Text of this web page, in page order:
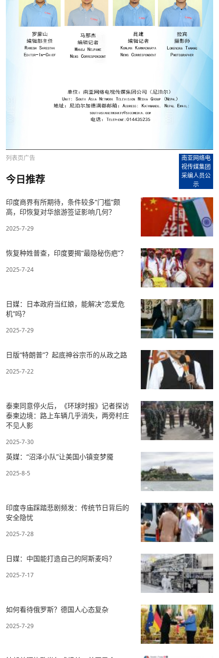
列表页广告
南亚网络电
视传媒集团
采编人员公
示
今日推荐
印度商界有所期待，条件较多“门槛”颇
高，印恢复对华旅游签证影响几何？
2025-7-29
恢复种姓普查，印度要揭“最隐秘伤疤”？
2025-7-24
日媒：日本政府当红娘，能解决“恋爱危
机”吗？
2025-7-29
日版“特朗普”？起底神谷宗币的从政之路
2025-7-22
泰柬同意停火后，《环球时报》记者探访
泰柬边境：路上车辆几乎消失，两旁村庄
不见人影
2025-7-30
英媒：“沼泽小队”让美国小镇变梦魇
2025-8-5
印度寺庙踩踏悲剧频发：传统节日背后的
安全隐忧
2025-7-28
日媒：中国能打造自己的阿斯麦吗？
2025-7-17
如何看待俄罗斯？德国人心态复杂
2025-7-29